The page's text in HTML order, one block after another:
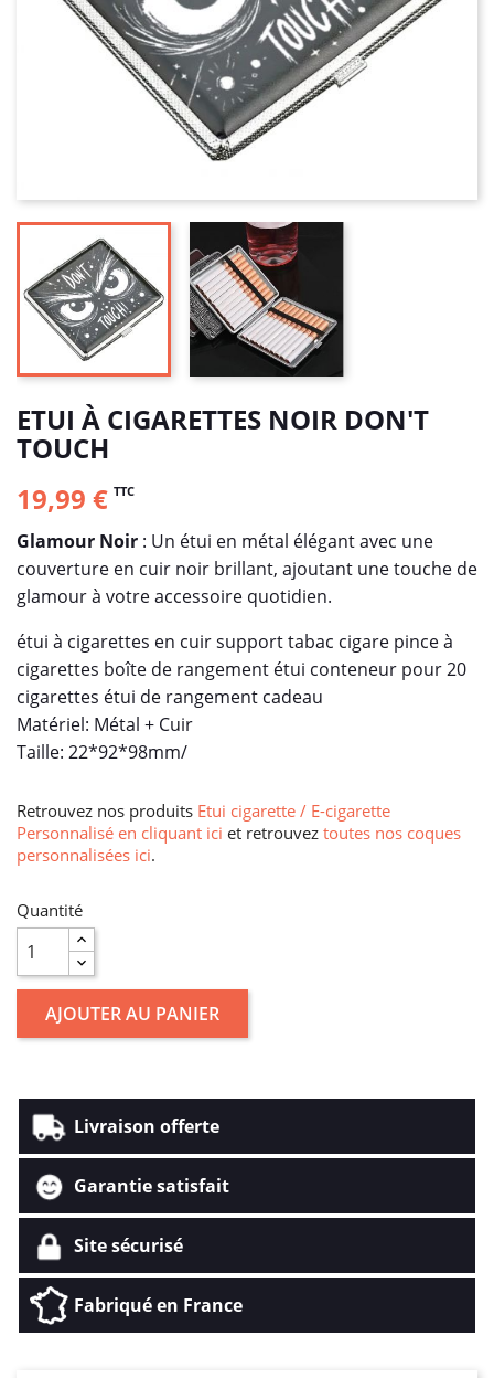
ETUI À CIGARETTES NOIR DON'T
TOUCH
19,99 € TTC
Glamour Noir : Un étui en métal élégant avec une
couverture en cuir noir brillant, ajoutant une touche de
glamour à votre accessoire quotidien.
étui à cigarettes en cuir support tabac cigare pince à
cigarettes boîte de rangement étui conteneur pour 20
cigarettes étui de rangement cadeau
Matériel: Métal + Cuir
Taille: 22*92*98mm/
Retrouvez nos produits Etui cigarette / E-cigarette
Personnalisé en cliquant ici et retrouvez toutes nos coques
personnalisées ici.
Quantité
AJOUTER AU PANIER
Livraison offerte
Garantie satisfait
Site sécurisé
Fabriqué en France